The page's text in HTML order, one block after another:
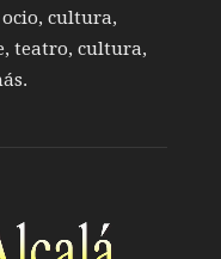
cultura,
teatro, cultura,